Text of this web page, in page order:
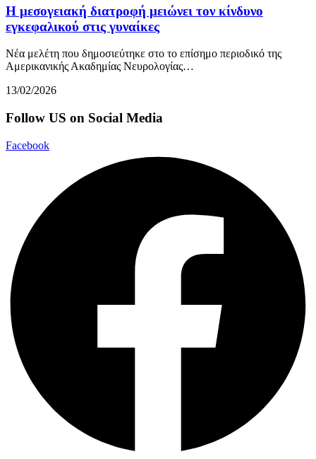
Η μεσογειακή διατροφή μειώνει τον κίνδυνο
εγκεφαλικού στις γυναίκες
Νέα μελέτη που δημοσιεύτηκε στο το επίσημο περιοδικό της
Αμερικανικής Ακαδημίας Νευρολογίας…
13/02/2026
Follow US on Social Media
Facebook